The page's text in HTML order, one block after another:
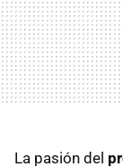
La pasión del